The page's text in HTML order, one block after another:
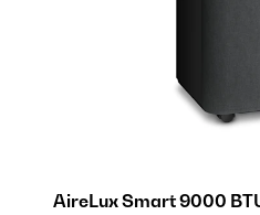
AireLux Smart 9000